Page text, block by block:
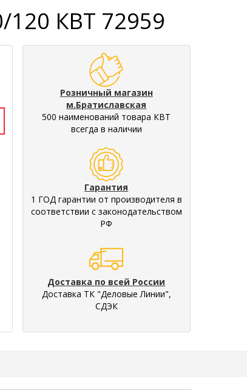
120 КВТ 72959
Розничный магазин
м.Братиславская
500 наименований товара КВТ
всегда в наличии
Гарантия
1 ГОД гарантии от производителя в
соответствии с законодательством
РФ
Доставка по всей России
Доставка ТК "Деловые Линии",
СДЭК